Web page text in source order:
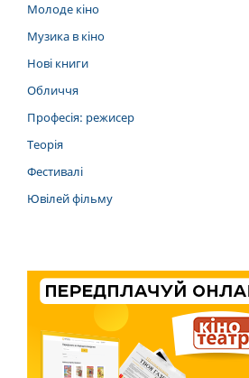
Молоде кіно
Музика в кіно
Нові книги
Обличчя
Професія: режисер
Теорія
Фестивалі
Ювілей фільму